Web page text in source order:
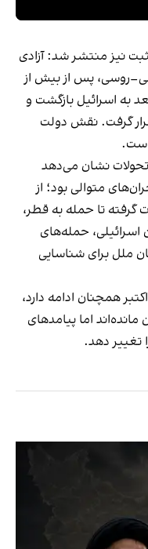
نیز منتشر شد:آزادی
پس از بیش از
بعد به اسرائیل بازگشت و
گرفت. نقش دولت
است.
نشان می‌دهد
متوالی بود؛ از
گرفته تا حمله به قطر،
حمله‌های
ملل برای شناسایی
در شرایطی که جنگ و آشوب پس از ۷ اکتبر همچنان ادامه دارد،
مانده‌اند اما پیامدهای
تغییر دهد.